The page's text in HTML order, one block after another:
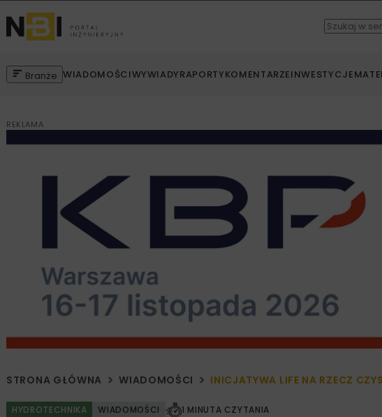
Branże WIADOMOŚCIWYWIADYRAPORTYKOMENTARZEINWESTYCJE
REKLAMA
STRONA GŁÓWNA WIADOMOŚCI INICJATYWA LIFE NA RZECZ
HYDROTECHNIKA WIADOMOŚCI 1 MINUTA CZYTANIA